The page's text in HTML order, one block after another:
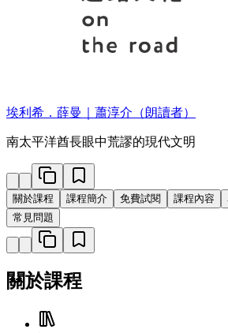
埃利希．薛曼｜蕭淳介（朗讀者）
南太平洋酋長眼中荒謬的現代文明
關於課程 課程簡介 免費試閱 課程內容
常見問題
關於課程